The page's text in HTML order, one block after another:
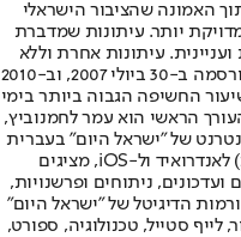
האמונה שהציבור הישראלי
יותר. עיתונות שמדברת
עיתונות אחרת וללא
תשלום. המהדורה המודפסת הראשונה פורסמה ב-30 ביולי 2007, וב-2010
החשיפה הגבוה ביותר בימי
הראשי הוא עמר לחמנוביץ,
של "ישראל היום" בעברית
ובאנגלית, כמו כן היישומונים (אפליקציות) לאנדרואיד ול-iOS, מציגים
ניתוחים ופרשנויות,
הדיגיטל של "ישראל היום"
לייף סטייל, טכנולוגיה, ספורט,